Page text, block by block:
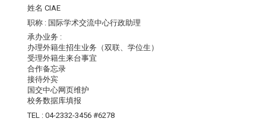
姓名 CIAE
职称 : 国际学术交流中心行政助理
承办业务 :
办理外籍生招生业务（双联、学位生）
受理外籍生来台事宜
合作备忘录
接待外宾
国交中心网页维护
校务数据库填报
TEL : 04-2332-3456 #6278